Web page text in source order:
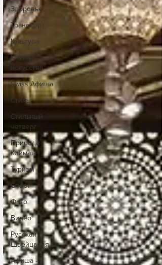
Здоровье
Транспорт
Культура
Магия
искусства
Swiss Афиша
Стиль
Стильный
четверг
Природа -
Климат
Туризм
Спорт
Фото
Видео
Русская
Швейцария
Афиша -